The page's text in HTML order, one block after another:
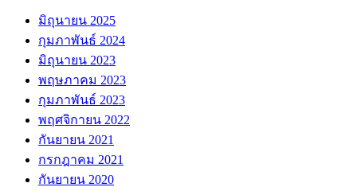
มิถุนายน 2025
กุมภาพันธ์ 2024
มิถุนายน 2023
พฤษภาคม 2023
กุมภาพันธ์ 2023
พฤศจิกายน 2022
กันยายน 2021
กรกฎาคม 2021
กันยายน 2020